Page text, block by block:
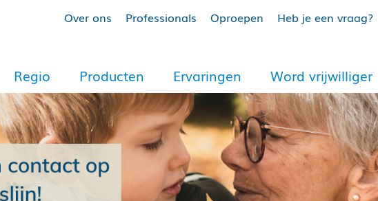
Over ons Professionals Oproepen Heb je een vraag?
Regio Producten Ervaringen Word vrijwilliger